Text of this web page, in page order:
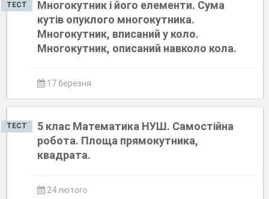
ТЕСТ
Многокутник і його елементи. Сума
кутів опуклого многокутника.
Многокутник, вписаний у коло.
Многокутник, описаний навколо кола.
17 березня
ТЕСТ
5 клас Математика НУШ. Самостійна
робота. Площа прямокутника,
квадрата.
24 лютого